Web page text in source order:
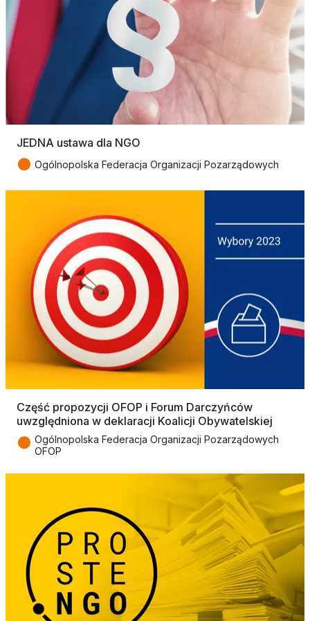
JEDNA ustawa dla NGO
● Ogólnopolska Federacja Organizacji Pozarządowych
Część propozycji OFOP i Forum Darczyńców
uwzględniona w deklaracji Koalicji Obywatelskiej
● Ogólnopolska Federacja Organizacji Pozarządowych
OFOP